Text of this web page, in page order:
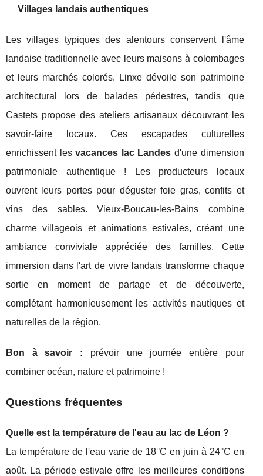
Villages landais authentiques
Les villages typiques des alentours conservent l'âme
landaise traditionnelle avec leurs maisons à colombages
et leurs marchés colorés. Linxe dévoile son patrimoine
architectural lors de balades pédestres, tandis que
Castets propose des ateliers artisanaux découvrant les
savoir-faire locaux. Ces escapades culturelles
enrichissent lesvacances lac Landes d'une dimension
patrimoniale authentique ! Les producteurs locaux
ouvrent leurs portes pour déguster foie gras, confits et
vins des sables. Vieux-Boucau-les-Bains combine
charme villageois et animations estivales, créant une
ambiance conviviale appréciée des familles. Cette
immersion dans l'art de vivre landais transforme chaque
sortie en moment de partage et de découverte,
complétant harmonieusement les activités nautiques et
naturelles de la région.
Bon à savoir : prévoir une journée entière pour
combiner océan, nature et patrimoine !
Questions fréquentes
Quelle est la température de l'eau au lac de Léon ?
La température de l'eau varie de 18°C en juin à 24°C en
août. La période estivale offre les meilleures conditions